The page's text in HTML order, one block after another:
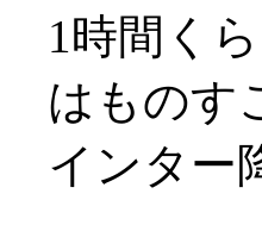
1時間く
はものす
インター